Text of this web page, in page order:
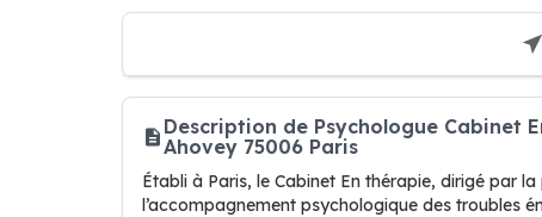
Description de Psychologue Cabinet
Ahovey 75006 Paris
Établi à Paris, le Cabinet En thérapie, dirigé par
l’accompagnement psychologique des troubles